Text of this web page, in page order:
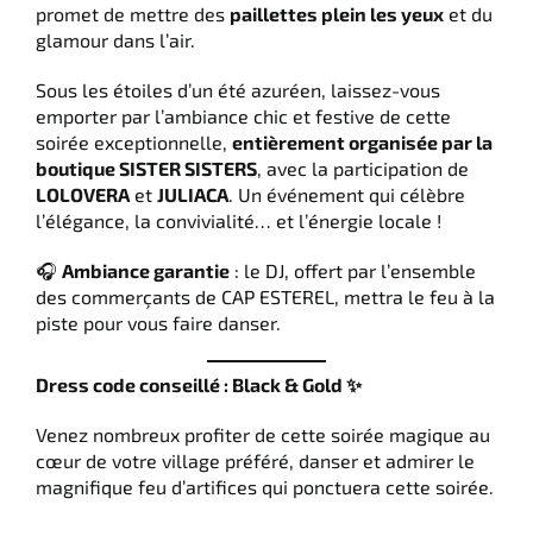
promet de mettre des paillettes plein les yeuxet du
glamour dans l’air.
Sous les étoiles d’un été azuréen, laissez-vous
emporter par l’ambiance chic et festive de cette
soirée exceptionnelle, entièrement organisée par la
boutique SISTER SISTERS, avec la participation de
LOLOVERAet JULIACA. Un événement qui célèbre
l’élégance, la convivialité… et l’énergie locale !
🎧 Ambiance garantie: le DJ, offert par l’ensemble
des commerçants de CAP ESTEREL, mettra le feu à la
piste pour vous faire danser.
Dress code conseillé : Black & Gold ✨
Venez nombreux profiter de cette soirée magique au
cœur de votre village préféré, danser et admirer le
magnifique feu d’artifices qui ponctuera cette soirée.